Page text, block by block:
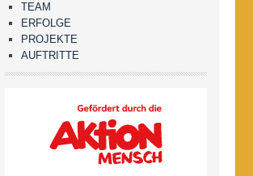
TEAM
ERFOLGE
PROJEKTE
AUFTRITTE